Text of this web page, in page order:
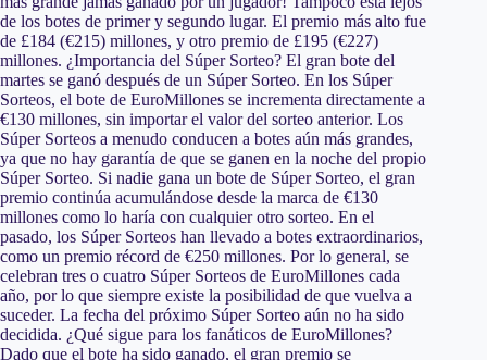
de los botes de primer y segundo lugar. El premio más alto fue
de £184 (€215) millones, y otro premio de £195 (€227)
millones. ¿Importancia del Súper Sorteo? El gran bote del
martes se ganó después de un Súper Sorteo. En los Súper
Sorteos, el bote de EuroMillones se incrementa directamente a
€130 millones, sin importar el valor del sorteo anterior. Los
Súper Sorteos a menudo conducen a botes aún más grandes,
ya que no hay garantía de que se ganen en la noche del propio
Súper Sorteo. Si nadie gana un bote de Súper Sorteo, el gran
premio continúa acumulándose desde la marca de €130
millones como lo haría con cualquier otro sorteo. En el
pasado, los Súper Sorteos han llevado a botes extraordinarios,
como un premio récord de €250 millones. Por lo general, se
celebran tres o cuatro Súper Sorteos de EuroMillones cada
año, por lo que siempre existe la posibilidad de que vuelva a
suceder. La fecha del próximo Súper Sorteo aún no ha sido
decidida. ¿Qué sigue para los fanáticos de EuroMillones?
Dado que el bote ha sido ganado, el gran premio se